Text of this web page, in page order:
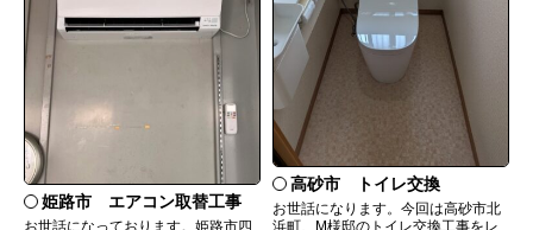
姫路市 エアコン取替工事
お世話になっております。姫路市四
高砂市 トイレ交換
お世話になります。今回は高砂市北
浜町、M様邸のトイレ交換工事をレ